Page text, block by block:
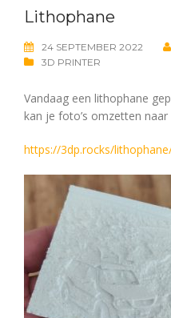
Lithophane
24 SEPTEMBER 2022
3D PRINTER
Vandaag een lithophane
kan je foto’s omzetten
https://3dp.rocks/